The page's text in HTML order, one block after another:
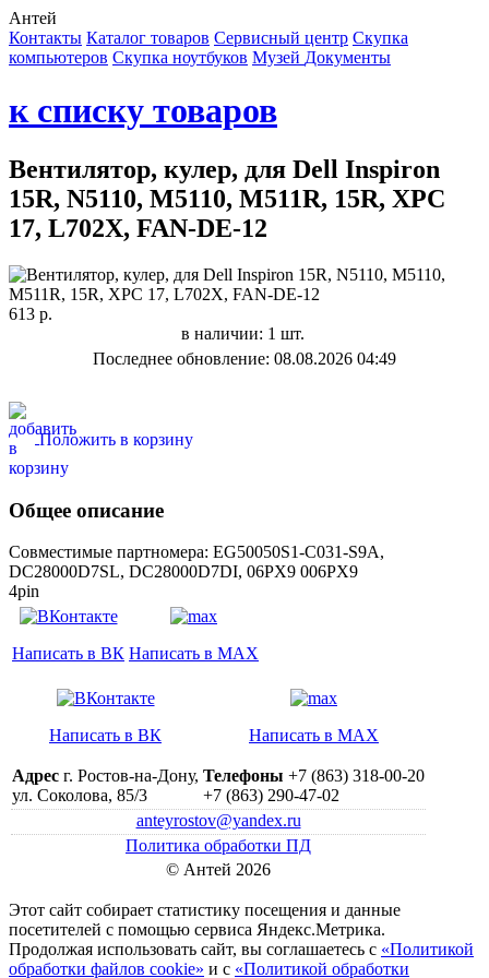
Антей
Контакты Каталог товаров Сервисный центр Cкупка
компьютеров Cкупка ноутбуков Музей Документы
к списку товаров
Вентилятор, кулер, для Dell Inspiron
15R, N5110, M5110, M511R, 15R, XPC
17, L702X, FAN-DE-12
613 р.
в наличии: 1 шт.
Последнее обновление: 08.08.2026 04:49
Положить в корзину
Общее описание
Совместимые партномера: EG50050S1-C031-S9A,
DC28000D7SL, DC28000D7DI, 06PX9 006PX9
4pin
Написать в ВК Написать в MAX
Написать в ВК Написать в MAX
Адрес г. Ростов-на-Дону,
ул. Соколова, 85/3
Телефоны +7 (863) 318-00-20
+7 (863) 290-47-02
anteyrostov@yandex.ru
Политика обработки ПД
© Антей 2026
Этот сайт собирает статистику посещения и данные
посетителей c помощью сервиса Яндекс.Метрика.
Продолжая использовать сайт, вы соглашаетесь с «Политикой
обработки файлов cookie» и с «Политикой обработки